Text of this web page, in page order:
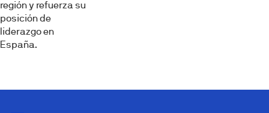
región y refuerza su
posición de
liderazgo en
España.